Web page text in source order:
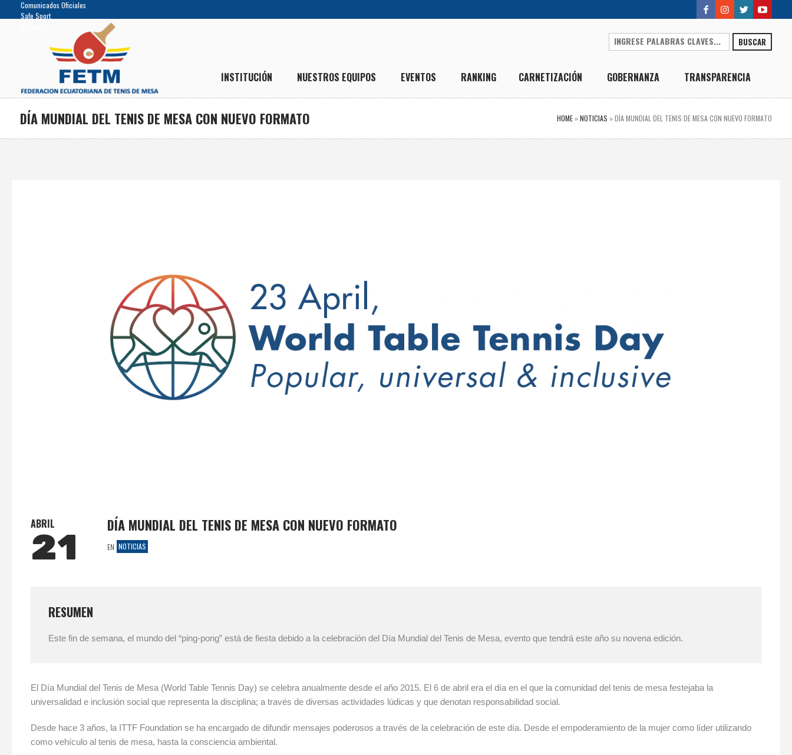
Comunicados Oficiales
Safe Sport
BUSCAR
INSTITUCIÓN NUESTROS EQUIPOS EVENTOS RANKING CARNETIZACIÓN GOBERNANZA TRANSPARENCIA
DÍA MUNDIAL DEL TENIS DE MESA CON NUEVO FORMATO HOME »NOTICIAS »DÍA MUNDIAL DEL TENIS DE MESA CON NUEVO FORMATO
ABRIL
21
DÍA MUNDIAL DEL TENIS DE MESA CON NUEVO FORMATO
EN NOTICIAS
RESUMEN
Este fin de semana, el mundo del “ping-pong” está de fiesta debido a la celebración del Día Mundial del Tenis de Mesa, evento que tendrá este año su novena edición.
El Día Mundial del Tenis de Mesa (World Table Tennis Day) se celebra anualmente desde el año 2015. El 6 de abril era el día en el que la comunidad del tenis de mesa festejaba la
universalidad e inclusión social que representa la disciplina; a través de diversas actividades lúdicas y que denotan responsabilidad social.
Desde hace 3 años, la ITTF Foundation se ha encargado de difundir mensajes poderosos a través de la celebración de este día. Desde el empoderamiento de la mujer como líder utilizando
como vehículo al tenis de mesa, hasta la consciencia ambiental.